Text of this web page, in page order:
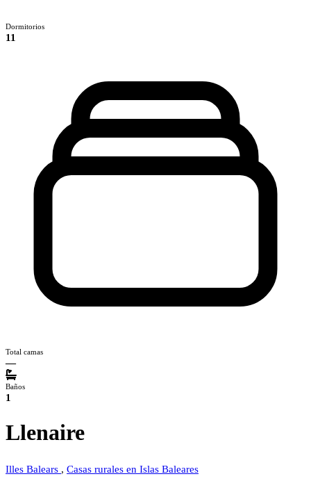
Dormitorios
11
Total camas
—
Baños
1
Llenaire
Illes Balears , Casas rurales en Islas Baleares